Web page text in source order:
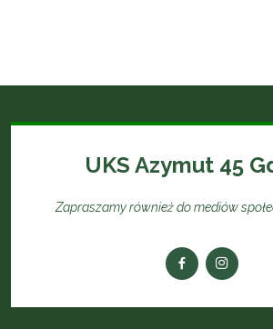
UKS Azymut 45
Zapraszamy również do mediów